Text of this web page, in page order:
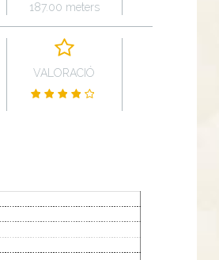
187.00 meters
VALORACIÓ